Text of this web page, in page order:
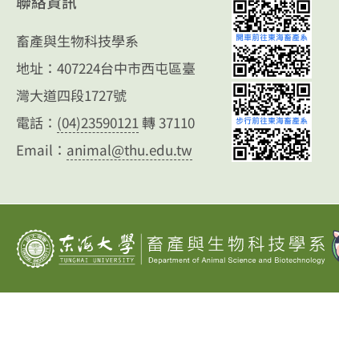
畜產與生物科技學系
地址：407224台中市西屯區臺
灣大道四段1727號
電話： (04)23590121 轉 37110
Email： animal@thu.edu.tw